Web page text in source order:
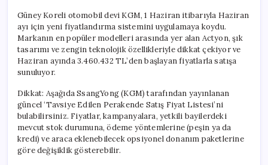
Güney Koreli otomobil devi KGM, 1 Haziran itibarıyla Haziran
ayı için yeni fiyatlandırma sistemini uygulamaya koydu.
Markanın en popüler modelleri arasında yer alan Actyon, şık
tasarımı ve zengin teknolojik özellikleriyle dikkat çekiyor ve
Haziran ayında 3.460.432 TL’den başlayan fiyatlarla satışa
sunuluyor.
Dikkat: Aşağıda SsangYong (KGM) tarafından yayınlanan
güncel ‘Tavsiye Edilen Perakende Satış Fiyat Listesi’ni
bulabilirsiniz. Fiyatlar, kampanyalara, yetkili bayilerdeki
mevcut stok durumuna, ödeme yöntemlerine (peşin ya da
kredi) ve araca eklenebilecek opsiyonel donanım paketlerine
göre değişiklik gösterebilir.